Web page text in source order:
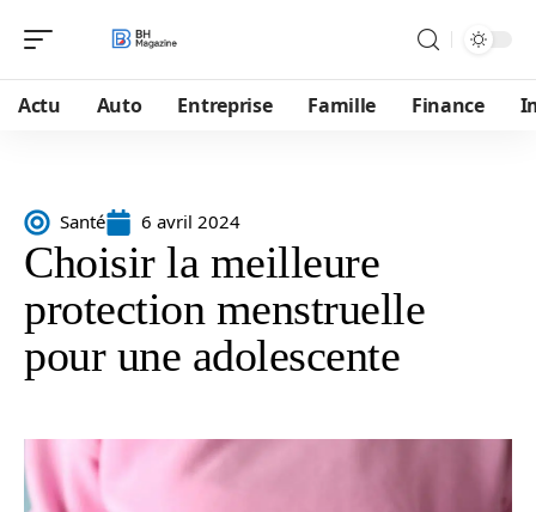
Actu Auto Entreprise Famille Finance
Santé 6 avril 2024
Choisir la meilleure
protection menstruelle
pour une adolescente